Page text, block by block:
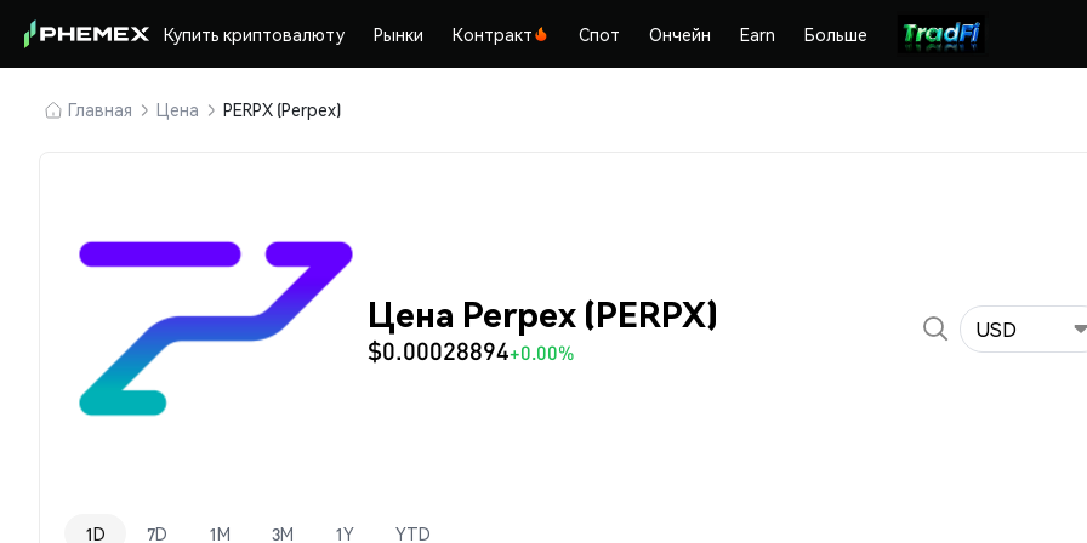
Купить криптовалюту Рынки Контракт Спот Ончейн Earn Больше
Главная Цена PERPX (Perpex)
Цена Perpex (PERPX)
$0.00028894+0.00%
USD
1D 7D 1M 3M 1Y YTD